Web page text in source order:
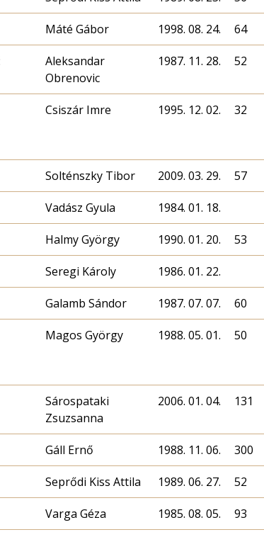
Máté Gábor 1998. 08. 24. 64
Aleksandar
Obrenovic
1987. 11. 28. 52
Csiszár Imre 1995. 12. 02. 32
Solténszky Tibor 2009. 03. 29. 57
Vadász Gyula 1984. 01. 18.
Halmy György 1990. 01. 20. 53
Seregi Károly 1986. 01. 22.
Galamb Sándor 1987. 07. 07. 60
Magos György 1988. 05. 01. 50
Sárospataki
Zsuzsanna
2006. 01. 04. 131
Gáll Ernő 1988. 11. 06. 300
Seprődi Kiss Attila 1989. 06. 27. 52
Varga Géza 1985. 08. 05. 93